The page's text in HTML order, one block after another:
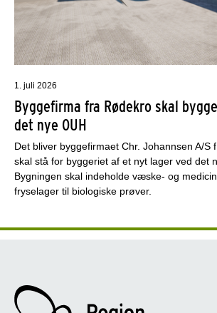
1. juli 2026
Byggefirma fra Rødekro skal
det nye OUH
Det bliver byggefirmaet Chr. Johannsen A/S
skal stå for byggeriet af et nyt lager ved det
Bygningen skal indeholde væske- og
fryselager til biologiske prøver.